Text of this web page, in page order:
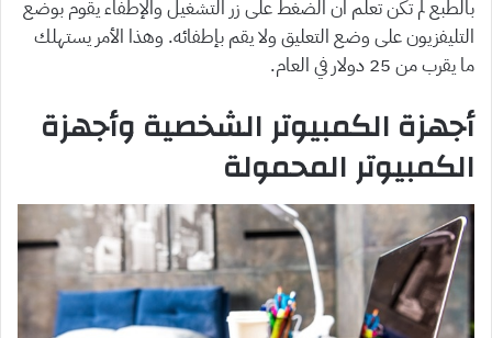
بالطبع لم تكن تعلم ان الضغط على زر التشغيل والإطفاء يقوم بوضع
التليفزيون على وضع التعليق ولا يقم بإطفائه. وهذا الأمر يستهلك
ما يقرب من 25 دولار في العام.
أجهزة الكمبيوتر الشخصية وأجهزة
الكمبيوتر المحمولة